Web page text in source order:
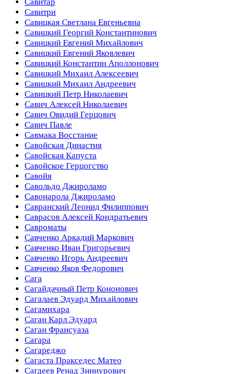
Савитри
Савицкая Светлана Евгеньевна
Савицкий Георгий Константинович
Савицкий Евгений Михайлович
Савицкий Евгений Яковлевич
Савицкий Константин Аполлонович
Савицкий Михаил Алексеевич
Савицкий Михаил Андреевич
Савицкий Петр Николаевич
Савич Алексей Николаевич
Савич Овидий Герцович
Савич Павле
Савмака Восстание
Савойская Династия
Савойская Капуста
Савойское Герцогство
Савойя
Савольдо Джироламо
Савонарола Джироламо
Савранский Леонид Филиппович
Саврасов Алексей Кондратьевич
Савроматы
Савченко Аркадий Маркович
Савченко Иван Григорьевич
Савченко Игорь Андреевич
Савченко Яков Федорович
Сага
Сагайдачный Петр Кононович
Сагалаев Эдуард Михайлович
Сагамихара
Саган Карл Эдуард
Саган Франсуаза
Сагара
Сагареджо
Сагаста Пракседес Матео
Сагдеев Ренад Зиннурович